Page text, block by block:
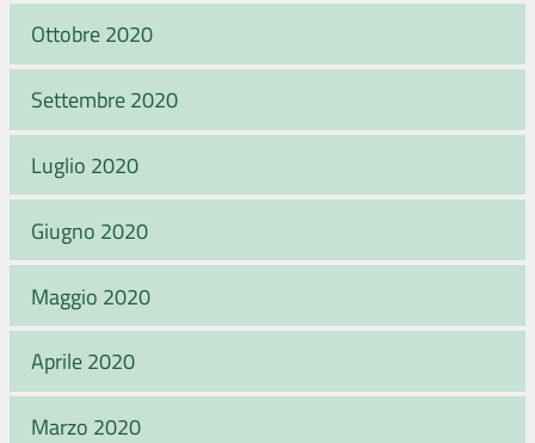
Ottobre 2020
Settembre 2020
Luglio 2020
Giugno 2020
Maggio 2020
Aprile 2020
Marzo 2020